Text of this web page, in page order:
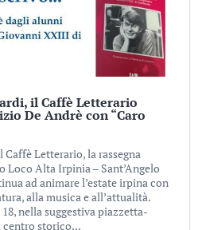
il Caffè Letterario
De Andrè con “Caro
Letterario, la rassegna
Loco Alta Irpinia – Sant’Angelo
ad animare l’estate irpina con
alla musica e all’attualità.
nella suggestiva piazzetta-
centro storico...